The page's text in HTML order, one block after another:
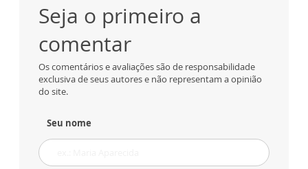
Seja o primeiro a
comentar
Os comentários e avaliações são de responsabilidade
exclusiva de seus autores e não representam a opinião
do site.
Seu nome